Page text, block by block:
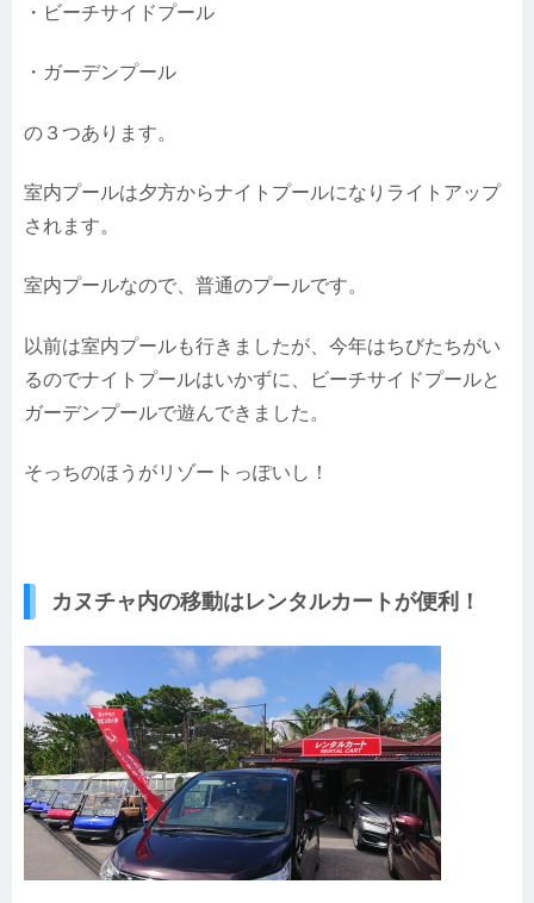
・ビーチサイドプール
・ガーデンプール
の３つあります。
室内プールは夕方からナイトプールになりライトアップ
されます。
室内プールなので、普通のプールです。
以前は室内プールも行きましたが、今年はちびたちがい
るのでナイトプールはいかずに、ビーチサイドプールと
ガーデンプールで遊んできました。
そっちのほうがリゾートっぽいし！
カヌチャ内の移動はレンタルカートが便利！